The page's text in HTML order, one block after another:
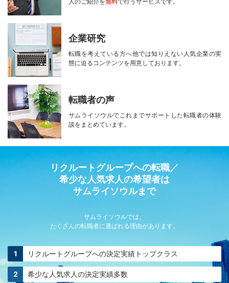
企業研究
転職を考えている方へ他では知りえない人気企業の実
態に迫るコンテンツを用意しております。
転職者の声
サムライソウルでこれまでサポートした転職者の体験
談をまとめています。
リクルートグループへの転職／
希少な人気求人の希望者は
サムライソウルまで
サムライソウルでは、
たくさんの転職者に選ばれる理由があります。
リクルートグループへの決定実績トップクラス
希少な人気求人の決定実績多数